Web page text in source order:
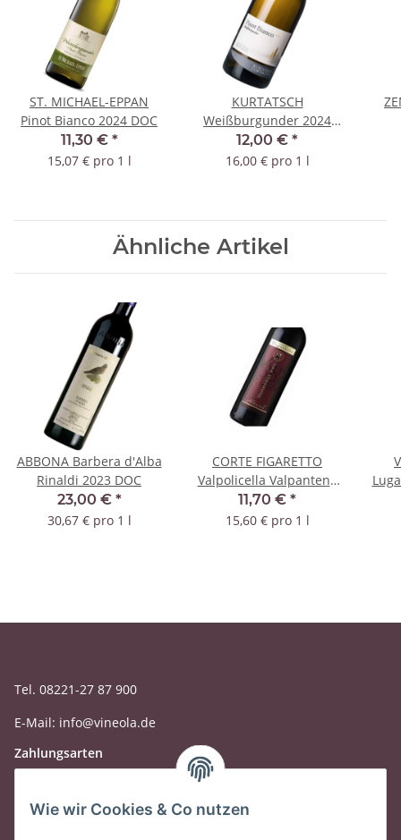
ST. MICHAEL-EPPAN
Pinot Bianco 2024 DOC
11,30 € *
15,07 € pro 1 l
KURTATSCH
Weißburgunder 2024
DOC
12,00 € *
16,00 € pro 1 l
Ähnliche Artikel
ABBONA Barbera d'Alba
Rinaldi 2023 DOC
23,00 € *
30,67 € pro 1 l
CORTE FIGARETTO
Valpolicella Valpantena
Altarol 2023 DOC
11,70 € *
15,60 € pro 1 l
Tel. 08221-27 87 900
E-Mail: info@vineola.de
Zahlungsarten
Wie wir Cookies & Co nutzen